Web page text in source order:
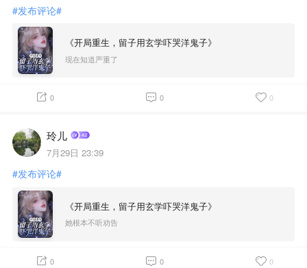
#发布评论#
《开局重生，留子用玄学吓哭洋鬼子》
现在知道严重了
0 0 0
玲儿
7月29日 23:39
#发布评论#
《开局重生，留子用玄学吓哭洋鬼子》
她根本不听劝告
0 0 0